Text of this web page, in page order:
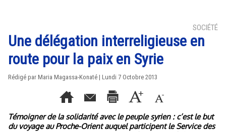
SOCIÉTÉ
Une délégation interreligieuse en
route pour la paix en Syrie
Rédigé par Maria Magassa-Konaté | Lundi 7 Octobre 2013
Témoigner de la solidarité avec le peuple syrien : c’est le but
du voyage au Proche-Orient auquel participent le Service des